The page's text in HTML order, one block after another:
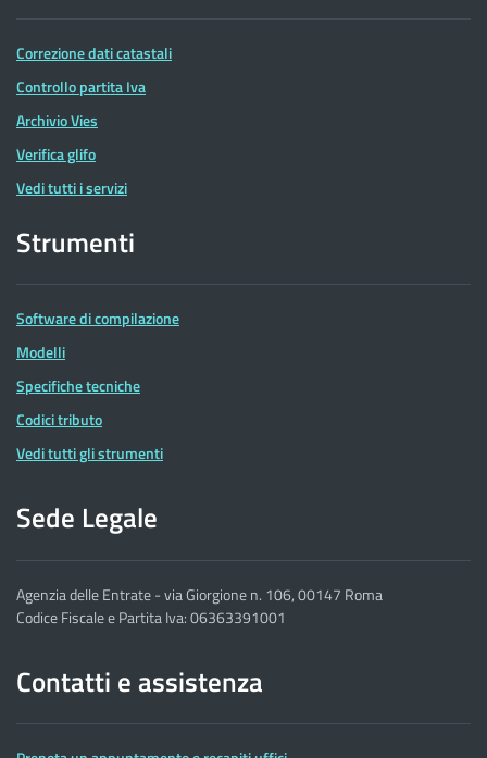
Correzione dati catastali
Controllo partita Iva
Archivio Vies
Verifica glifo
Vedi tutti i servizi
Strumenti
Software di compilazione
Modelli
Specifiche tecniche
Codici tributo
Vedi tutti gli strumenti
Sede Legale
Agenzia delle Entrate - via Giorgione n. 106, 00147 Roma
Codice Fiscale e Partita Iva: 06363391001
Contatti e assistenza